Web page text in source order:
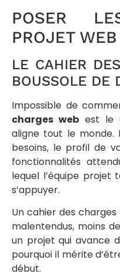
POSER
PROJET WEB
LE CAHIER
BOUSSOLE DE
Impossible de
charges web est le
aligne tout le monde.
besoins, le profil de
fonctionnalités
lequel l’équipe projet
s’appuyer.
Un cahier des
malentendus, moins
un projet qui avance
pourquoi il mérite
début.